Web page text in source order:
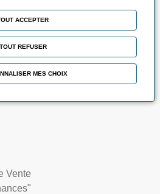
et écoles
& satisfaction
Vente
ACCEPTER
TOUT REFUSER
MES CHOIX